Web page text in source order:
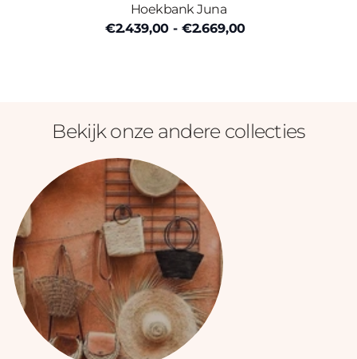
Hoekbank Juna
€2.439,00 - €2.669,00
Bekijk onze andere collecties